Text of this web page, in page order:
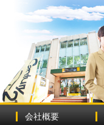
会社概要